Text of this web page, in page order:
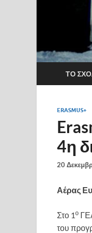
ΤΟ
ERASMUS+
4η
20
Αέρας
Στο 1ο
του